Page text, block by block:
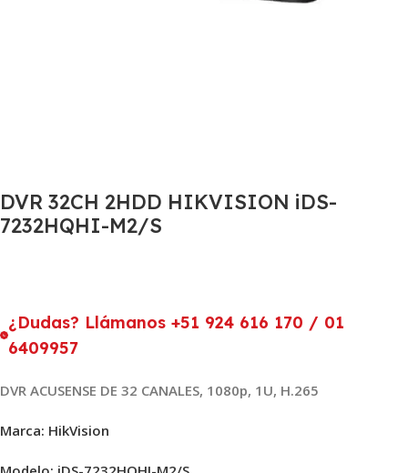
DVR 32CH 2HDD HIKVISION iDS-
7232HQHI-M2/S
¿Dudas? Llámanos +51 924 616 170 / 01
6409957
DVR ACUSENSE DE 32 CANALES, 1080p, 1U, H.265
Marca: HikVision